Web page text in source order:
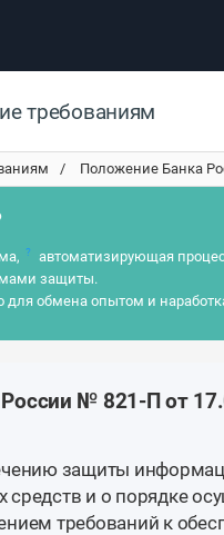
требованиям
Положение Банка
? автоматизирующая
защиты.
для обмена опытом и
№ 821-П от
защиты
средств и о порядке
требований к